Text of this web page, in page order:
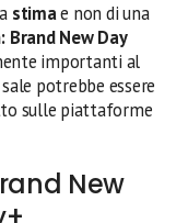
stimae non di una
Brand New Day
importanti al
potrebbe essere
sulle piattaforme
New